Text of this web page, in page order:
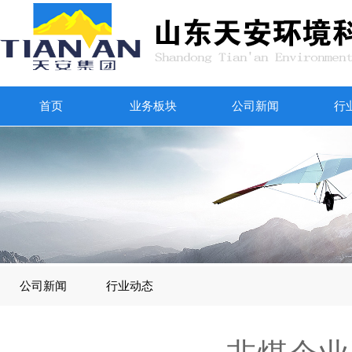
首页 业务板块 公司新闻 行
公司新闻 行业动态